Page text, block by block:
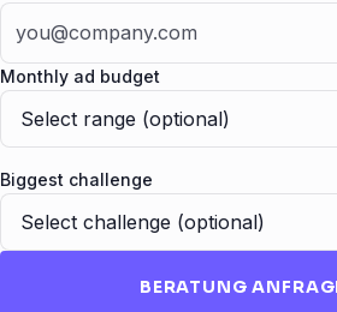
Monthly ad budget
Biggest challenge
BERATUNG